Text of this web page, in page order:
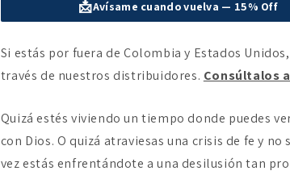
por
Su
causa
Jóvenes
por
causa
📩Avísame cuando vuelva — 15% Off
Si estás por fuera de Colombia y Estados
través de nuestros distribuidores. Consúltalos
Quizá estés viviendo un tiempo donde puedes
con Dios. O quizá atraviesas una crisis de fe y no
vez estás enfrentándote a una desilusión tan